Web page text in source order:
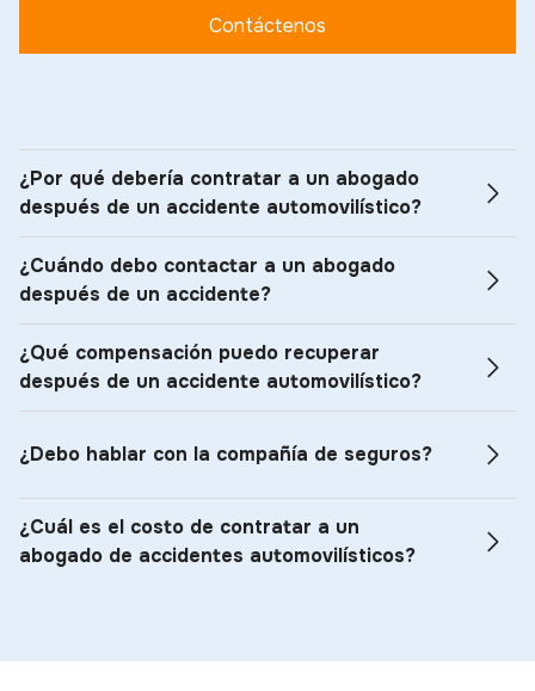
Contáctenos
¿Por qué debería contratar a un abogado
después de un accidente automovilístico?
¿Cuándo debo contactar a un abogado
después de un accidente?
¿Qué compensación puedo recuperar
después de un accidente automovilístico?
¿Debo hablar con la compañía de seguros?
¿Cuál es el costo de contratar a un
abogado de accidentes automovilísticos?